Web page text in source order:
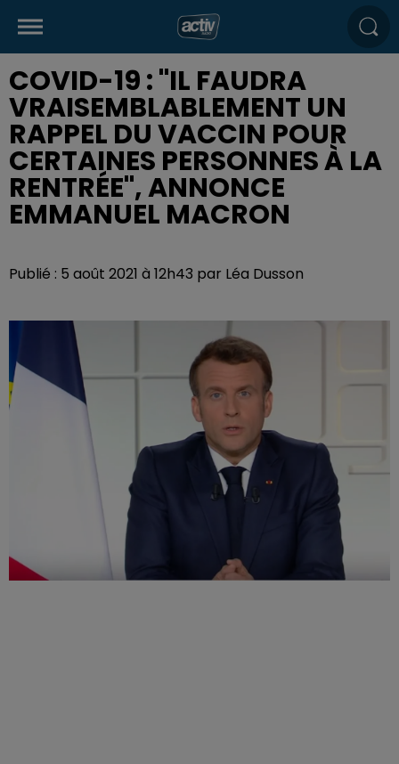
COVID-19 : "IL FAUDRA
VRAISEMBLABLEMENT UN
RAPPEL DU VACCIN POUR
CERTAINES PERSONNES À LA
RENTRÉE", ANNONCE
EMMANUEL MACRON
Publié : 5 août 2021 à 12h43 par Léa Dusson